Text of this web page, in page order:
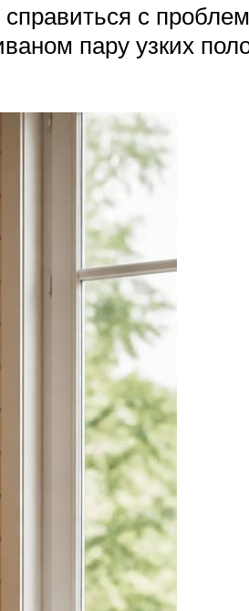
с
пару узких